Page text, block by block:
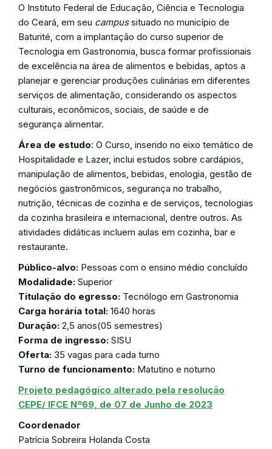
O Instituto Federal de Educação, Ciência e Tecnologia
do Ceará, em seu campussituado no município de
Baturité, com a implantação do curso superior de
Tecnologia em Gastronomia, busca formar profissionais
de excelência na área de alimentos e bebidas, aptos a
planejar e gerenciar produções culinárias em diferentes
serviços de alimentação, considerando os aspectos
culturais, econômicos, sociais, de saúde e de
segurança alimentar.
Área de estudo: O Curso, inserido no eixo temático de
Hospitalidade e Lazer, inclui estudos sobre cardápios,
manipulação de alimentos, bebidas, enologia, gestão de
negócios gastronômicos, segurança no trabalho,
nutrição, técnicas de cozinha e de serviços, tecnologias
da cozinha brasileira e internacional, dentre outros. As
atividades didáticas incluem aulas em cozinha, bar e
restaurante.
Público-alvo: Pessoas com o ensino médio concluído
Modalidade: Superior
Titulação do egresso: Tecnólogo em Gastronomia
Carga horária total: 1640 horas
Duração: 2,5 anos(05 semestres)
Forma de ingresso: SISU
Oferta: 35 vagas para cada turno
Turno de funcionamento: Matutino e noturno
Projeto pedagógico alterado pela resolução
CEPE/ IFCE Nº69, de 07 de Junho de 2023
Coordenador
Patrícia Sobreira Holanda Costa